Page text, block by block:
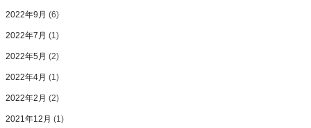
2022年9月 (6)
2022年7月 (1)
2022年5月 (2)
2022年4月 (1)
2022年2月 (2)
2021年12月 (1)